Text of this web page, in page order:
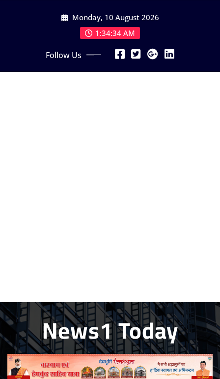
Monday, 10 August 2026
1:34:36 AM
Follow Us
News1 Today